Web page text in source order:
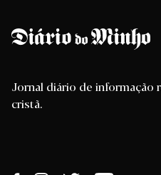
Jornal diário de informação
cristã.